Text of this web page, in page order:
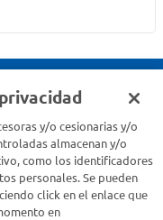
acá
y/o cesionarias y/o
almacenan y/o
como los identificadores
personales. Se pueden
click en el enlace que
en